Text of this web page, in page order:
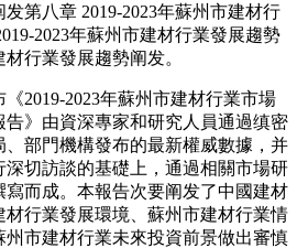
八章 2019-2023年蘇州市建材行
2023年蘇州市建材行業發展趨勢
行業發展趨勢阐发。
2023年蘇州市建材行業市場
》由資深專家和研究人員通過缜密
部門機構發布的最新權威數據，并
切訪談的基礎上，通過相關市場研
而成。本報告次要阐发了中國建材
行業發展環境、蘇州市建材行業情
市建材行業未來投資前景做出審慎